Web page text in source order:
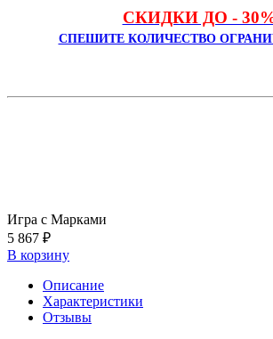
СКИДКИ ДО -
СПЕШИТЕ КОЛИЧЕСТВО
Игра с Марками
5 867 ₽
В корзину
Описание
Характеристики
Отзывы